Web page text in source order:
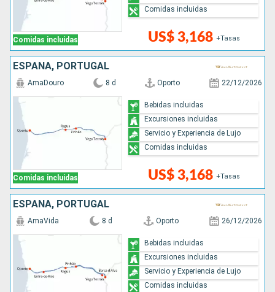
Comidas incluidas US$ 3,168 +Tasas
Comidas incluidas
ESPAÑA, PORTUGAL
Comidas incluidas
AmaDouro 8 d Oporto 22/12/2026
US$ 3,168 +Tasas
Bebidas incluidas
Excursiones incluidas
Servicio y Experiencia de Lujo
Comidas incluidas
ESPAÑA, PORTUGAL
AmaVida 8 d Oporto 26/12/2026
Bebidas incluidas
Excursiones incluidas
Servicio y Experiencia de Lujo
Comidas incluidas